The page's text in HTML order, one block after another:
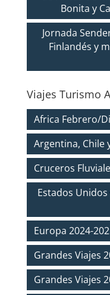
Bonita y
Jornada
Finlandés y
Viajes Turismo
Africa Febrero/
Argentina, Chile
Cruceros
Estados
Europa 2024-
Grandes Viajes
Grandes Viajes